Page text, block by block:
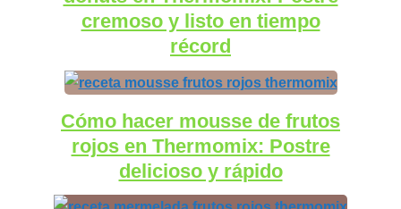
cremoso y listo en tiempo
récord
Cómo hacer mousse de frutos
rojos en Thermomix: Postre
delicioso y rápido